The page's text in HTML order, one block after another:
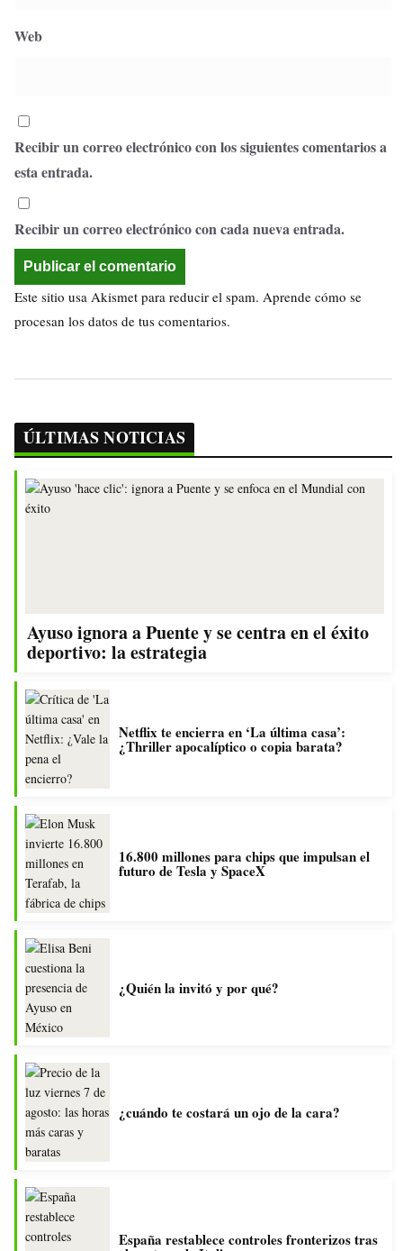
Web
Recibir un correo electrónico con los siguientes comentarios a
esta entrada.
Recibir un correo electrónico con cada nueva entrada.
Este sitio usa Akismet para reducir el spam. Aprende cómo se
procesan los datos de tus comentarios.
ÚLTIMAS NOTICIAS
Ayuso ignora a Puente y se centra en el éxito
deportivo: la estrategia
Netflix te encierra en ‘La última casa’:
¿Thriller apocalíptico o copia barata?
16.800 millones para chips que impulsan el
futuro de Tesla y SpaceX
¿Quién la invitó y por qué?
¿cuándo te costará un ojo de la cara?
España restablece controles fronterizos tras